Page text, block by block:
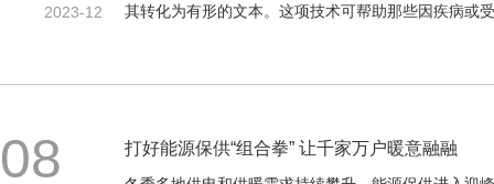
2023-12
其转化为有形的文本。这项技术可帮助那些因疾病
08 打好能源保供“组合拳” 让千家万户暖意融融